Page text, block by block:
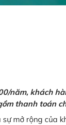
năm, khách
thanh toán
mở rộng của